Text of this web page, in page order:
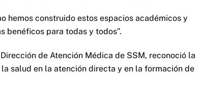
hemos construido estos espacios académicos y
benéficos para todas y todos”.
de Atención Médica de SSM, reconoció la
salud en la atención directa y en la formación de